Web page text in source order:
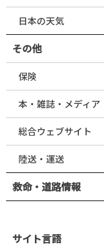
日本の天気
その他
保険
本・雑誌・メディア
総合ウェブサイト
陸送・運送
救命・道路情報
サイト言語